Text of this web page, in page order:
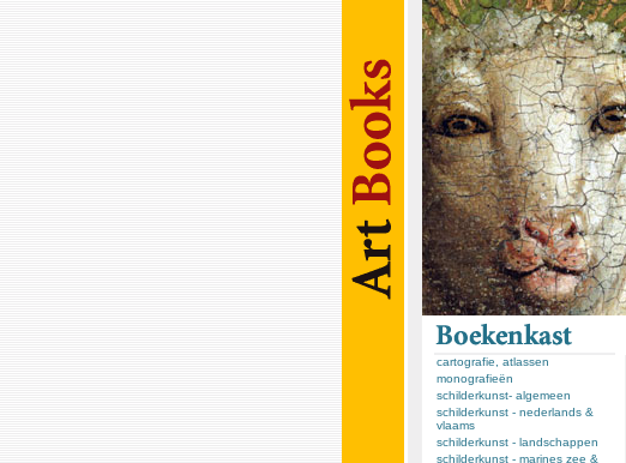
cartografie, atlassen
monografieën
schilderkunst- algemeen
schilderkunst - nederlands &
vlaams
schilderkunst - landschappen
schilderkunst - marines zee &